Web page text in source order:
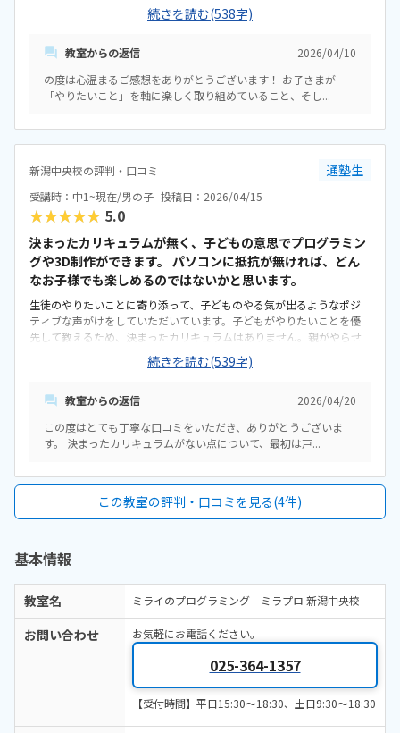
で考えて、気づきが得られていると思います。スクラッチに関しては、
テキストを見ながら自分で進めており、楽しく受講しています。以前
つも先生の皆さんが温かく迎えてくれ、息子も毎回楽しみに通ってい
定することなく、常に寄り添ってくれる講師が多いと感じました。料
金に関しては適正な価格かと思います。受講回数が選択できること、
来た！」「次はこれをしてみたい！」「お兄さんが格好いいの作って
いたから自分も作りたい！」と刺激をたくさんもらって、どんどん成
長していく姿は、親としてとても嬉しく思います。楽しいイベントも
多く企画されており、その都度、刺激をもらっています。特に3Dプリ
ンターは、自分が作ったものが形になるため、大好きなカリキュラム
の一つです。特になしいつもありがとうございます。引き継ぎよろしく
続きを読む(538字)
教室からの返信
2026/04/10
の度は心温まるご感想をありがとうございます！ お子さまが
「やりたいこと」を軸に楽しく取り組めていること、そし...
新潟中央校の評判・口コミ 通塾生
受講時：中1~現在/男の子 投稿日：2026/04/15
★★★★★ 5.0
決まったカリキュラムが無く、子どもの意思でプログラミン
グや3D制作ができます。 パソコンに抵抗が無ければ、どん
なお子様でも楽しめるのではないかと思います。
生徒のやりたいことに寄り添って、子どものやる気が出るようなポジ
ティブな声がけをしていただいています。子どもがやりたいことを優
先して教えるため、決まったカリキュラムはありません。親がやらせ
たいこととのギャップがあり戸惑うこともありましたが、柔軟に対応
してもらえるよう相談に乗っていただけて安心しました。検定も、受
駐車場もあるため、車が一番通いやすいです。子どもは公共機関が好
に困ることはありません。開放感があって、子どもも過ごしやすいと
思います。見学に行った他の教室では、狭い空間にパソコンが並んで
います。一人一人に合わせて教えていただけることや、自宅には無い3
Dプリンタを使って立体を作ることができることを考えると、妥当な金
額だと思います。習い事を嫌う息子が、毎回楽しみに通っているとこ
いため、子どもに合うか吟味する期間を設けられたことが良かったで
続きを読む(539字)
教室からの返信
2026/04/20
この度はとても丁寧な口コミをいただき、ありがとうございま
す。 決まったカリキュラムがない点について、最初は戸...
この教室の評判・口コミを見る(4件)
基本情報
教室名 ミライのプログラミング ミラプロ 新潟中央校
お問い合わせ お気軽にお電話ください。
025-364-1357
【受付時間】平日15:30～18:30、土日9:30～18:30